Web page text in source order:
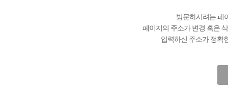
방문하시려는 페
페이지의 주소가 변경 혹은
입력하신 주소가 정확